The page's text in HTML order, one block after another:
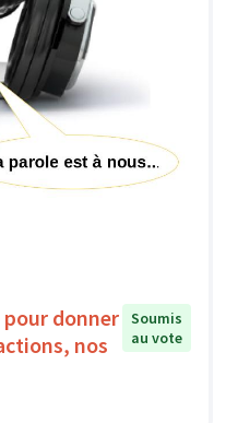
pour donner
nos
Soumis
au vote